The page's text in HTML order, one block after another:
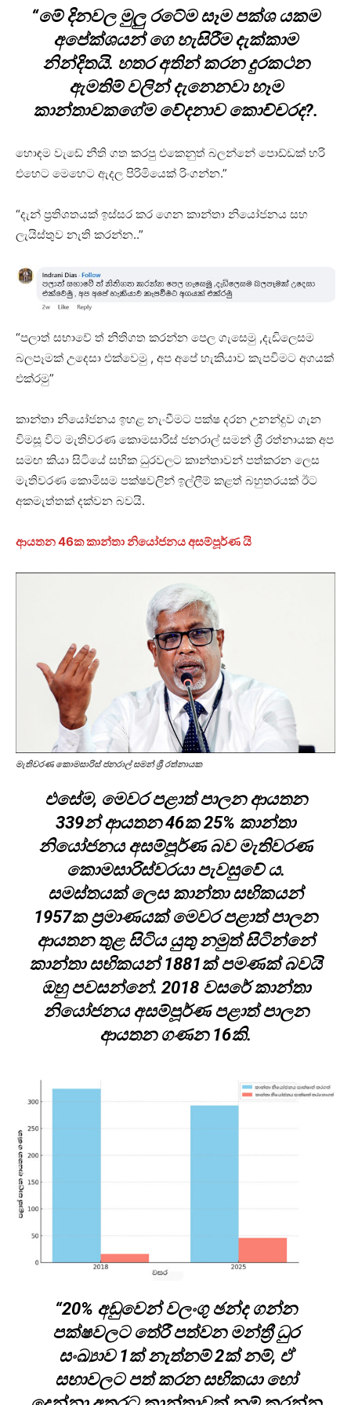
“මේ දිනවල මුලු රටේම සෑම පක්ශ යකම
අපේක්ශයන් ගෙ හැසිරීම දැක්කාම
නින්දිතයි. හතර අතින් කරන දුරකථන
ඇමතිම් වලින් දැනෙනවා හෑම
කාන්තාවකගේම වේදනාව කොච්චරද?.
හොඳම වැඩේ නීති ගත කරපු එකෙනුත් බලන්නේ පොඩ්ඩක් හරි
එහෙට මෙහෙට ඇදල පිරිමියෙක් රිංගන්න.”
“දැන් ප්‍රතිශතයක් ඉස්සර කර ගෙන කාන්තා නියෝජනය සහ
ලැයිස්තුව නැති කරන්න..”
“පලාත් සභාවේ ත් නිතිගත කරන්න පෙල ගැ⁣සෙමු ,දැඩිලෙසම
බලපෑමක් උදෙසා එක්වෙමු , අප අපේ හැකියාව කැපවිමට අගයක්
එක්රමු”
කාන්තා නියෝජනය ඉහළ නැංවීමට පක්ෂ දරන උනන්දුව ගැන
විමසූ විට මැතිවරණ කොමසාරිස් ජනරාල් සමන් ශ්‍රී රත්නායක අප
සමඟ කියා සිටියේ සභික ධුරවලට කාන්තාවන් පත්කරන ලෙස
මැතිවරණ කොමිසම පක්ෂවලින් ඉල්ලීම් කළත් බහුතරයක් ඊට
අකමැත්තක් දක්වන බවයි.
ආයතන 46ක කාන්තා නියෝජනය අසම්පූර්ණ යි
මැතිවරණ කොමසාරිස් ජනරාල් සමන් ශ්‍රී රත්නායක
එසේම, මෙවර පළාත් පාලන ආයතන
339න් ආයතන 46ක 25% කාන්තා
නියෝජනය අසම්පූර්ණ බව මැතිවරණ
කොමසාරිස්වරයා පැවසුවේ ය.
සමස්තයක් ලෙස කාන්තා සභිකයන්
1957ක ප්‍රමාණයක් මෙවර පළාත් පාලන
ආයතන තුළ සිටිය යුතු නමුත් සිටින්නේ
කාන්තා සභිකයන් 1881ක් පමණක් බවයි
ඔහු පවසන්නේ. 2018 වසරේ කාන්තා
නියෝජනය අසම්පූර්ණ පළාත් පාලන
ආයතන ගණන 16කි.
“20% අඩුවෙන් වලංගු ඡන්ද ගන්න
පක්ෂවලට තේරී පත්වන මන්ත්‍රී ධුර
සංඛ්‍යාව 1ක් නැත්නම් 2ක් නම්, ඒ
සභාවලට පත් කරන සභිකයා හෝ